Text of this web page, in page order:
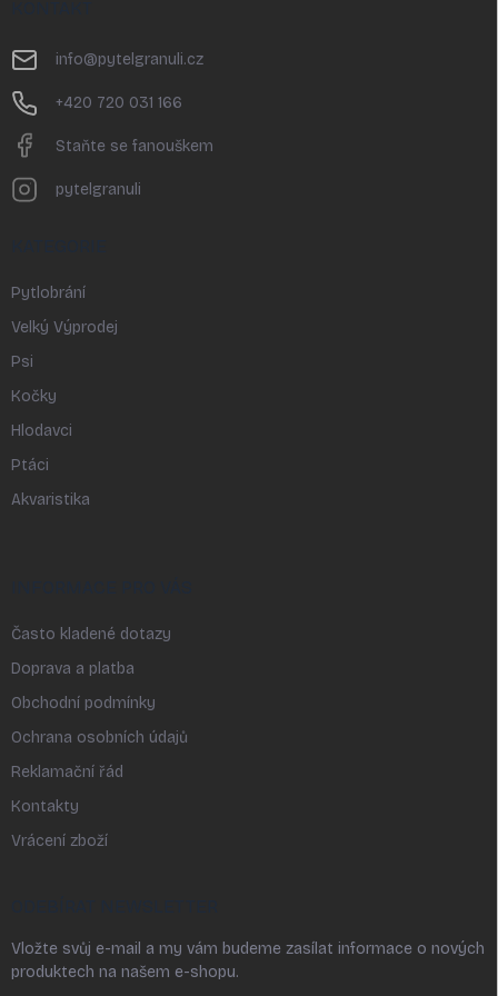
info@pytelgranuli.cz
+420 720 031 166
Staňte se fanouškem
pytelgranuli
Pytlobrání
Velký Výprodej
Psi
Kočky
Hlodavci
Ptáci
Akvaristika
Často kladené dotazy
Doprava a platba
Obchodní podmínky
Ochrana osobních údajů
Reklamační řád
Kontakty
Vrácení zboží
Vložte svůj e-mail a my vám budeme zasílat informace o nových
produktech na našem e-shopu.